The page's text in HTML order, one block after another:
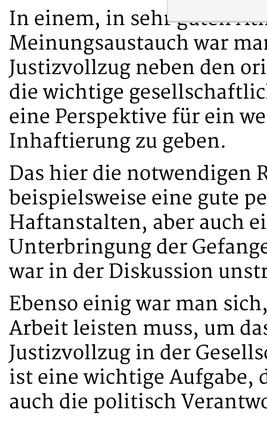
In einem, in sehr guten
Meinungsaustauch war
Justizvollzug neben den
die wichtige
eine Perspektive für ein
Inhaftierung zu geben.
Das hier die notwendigen
beispielsweise eine gute
Haftanstalten, aber auch
Unterbringung der
war in der Diskussion
Ebenso einig war man
Arbeit leisten muss, um
Justizvollzug in der
ist eine wichtige Aufgabe,
auch die politisch